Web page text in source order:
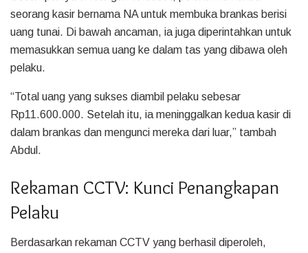
seorang kasir bernama NA untuk membuka brankas berisi
uang tunai. Di bawah ancaman, ia juga diperintahkan untuk
memasukkan semua uang ke dalam tas yang dibawa oleh
pelaku.
“Total uang yang sukses diambil pelaku sebesar
Rp11.600.000. Setelah itu, ia meninggalkan kedua kasir di
dalam brankas dan mengunci mereka dari luar,” tambah
Abdul.
Rekaman CCTV: Kunci Penangkapan
Pelaku
Berdasarkan rekaman CCTV yang berhasil diperoleh,